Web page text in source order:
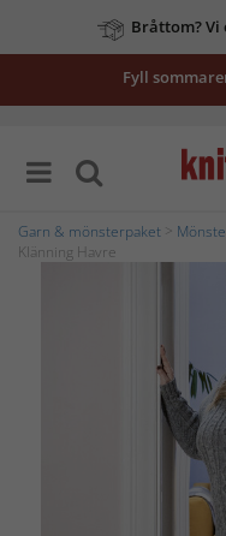
Bråttom? Vi
Fyll
Garn & mönsterpaket
Klänning Havre